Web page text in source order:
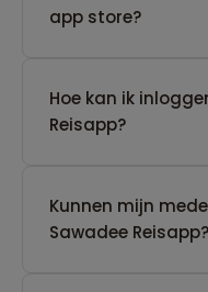
app store?
Hoe kan ik
Reisapp?
Kunnen mijn
Sawadee Reisapp?